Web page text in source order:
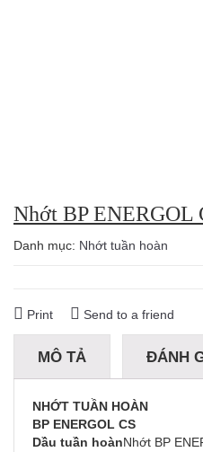
Nhớt BP ENERGOL
Danh mục: Nhớt tuần hoàn
Print Send to a friend
MÔ TẢ ĐÁNH
NHỚT TUẦN HOÀN
BP ENERGOL CS
Dầu tuần hoànNhớt BP